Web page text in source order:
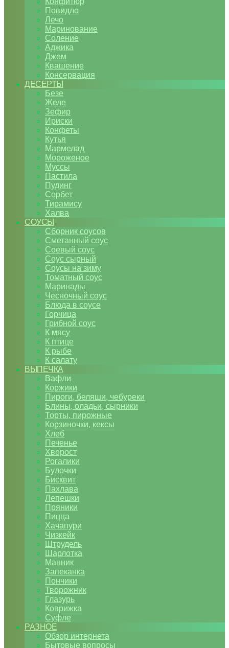
Повидло
Лечо
Маринование
Соление
Аджика
Джем
Квашение
Консервация
ДЕСЕРТЫ
Безе
Желе
Зефир
Ириски
Конфеты
Кутья
Мармелад
Мороженое
Муссы
Пастила
Пудинг
Сорбет
Тирамису
Халва
СОУСЫ
Сборник соусов
Сметанный соус
Соевый соус
Соус сырный
Соусы на зиму
Томатный соус
Маринады
Чесночный соус
Блюда в соусе
Горчица
Грибной соус
К мясу
К птице
К рыбе
К салату
ВЫПЕЧКА
Вафли
Коржики
Пироги, беляши, чебуреки
Блины, оладьи, сырники
Торты, пирожные
Корзиночки, кексы
Хлеб
Печенье
Хворост
Рогалики
Булочки
Бисквит
Пахлава
Лепешки
Пряники
Пицца
Хачапури
Чизкейк
Штрудель
Шарлотка
Манник
Запеканка
Пончики
Творожник
Глазурь
Коврижка
Суфле
РАЗНОЕ
Обзор интернета
Бытовые вопросы